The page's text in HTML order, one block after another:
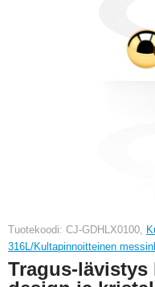
Tuotekoodi: CJ-GDHLX0100,
316L/Kultapinnoitteinen
Tragus-lävistys